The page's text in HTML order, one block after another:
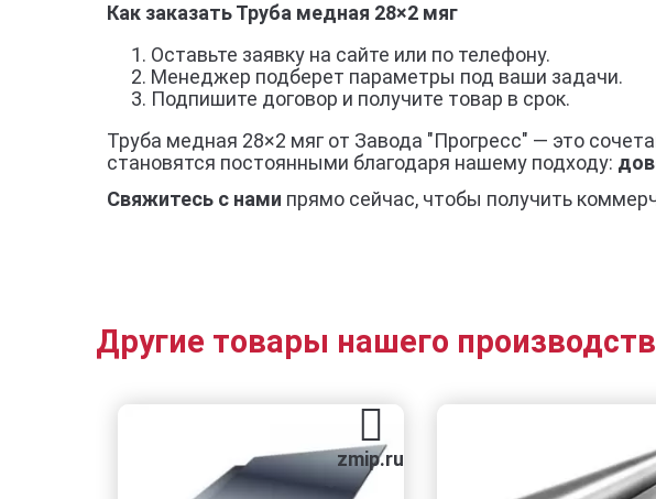
Как заказать Труба медная 28×2 мяг
Оставьте заявку на сайте или по телефону.
Менеджер подберет параметры под ваши задачи.
Подпишите договор и получите товар в срок.
Труба медная 28×2 мяг от Завода "Прогресс" — это
становятся постоянными благодаря нашему подходу:
Свяжитесь с нами прямо сейчас, чтобы получить
Другие товары нашего
zmip.ru